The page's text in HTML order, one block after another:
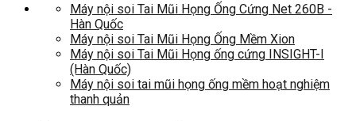
Máy nội soi Tai Mũi Họng Ống Cứng Net 260B -
Hàn Quốc
Máy nội soi Tai Mũi Họng Ống Mềm Xion
Máy nội soi Tai Mũi Họng ống cứng INSIGHT-I
(Hàn Quốc)
Máy nội soi tai mũi họng ống mềm hoạt nghiệm
thanh quản